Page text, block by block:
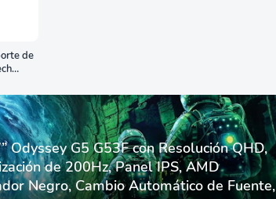
de
Odyssey G5 G53F con Resolución QHD,
de 200Hz, Panel IPS, AMD
Negro, Cambio Automático de Fuente,